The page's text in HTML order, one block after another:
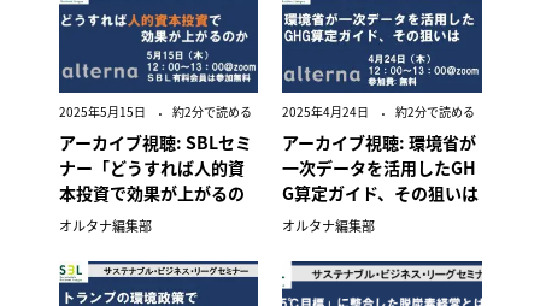
2025年5月15日 約2分で読める
アーカイブ視聴: SBLセミ
ナー「どうすれば人的資
本投資で効果が上がるの
か」
オルタナ編集部
2025年4月24日 約2分で読める
アーカイブ視聴: 環境省が
一次データを活用したGH
G算定ガイド、その狙いは
オルタナ編集部